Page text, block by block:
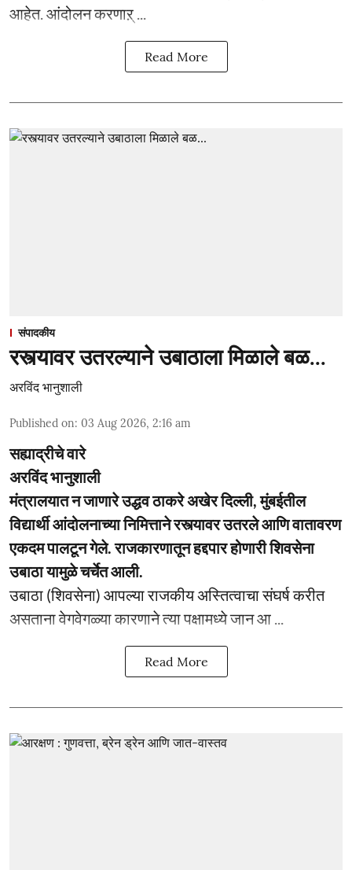
आहेत. आंदोलन करणाऱ् ...
Read More
संपादकीय
रस्त्यावर उतरल्याने उबाठाला मिळाले बळ...
अरविंद भानुशाली
Published on: 03 Aug 2026, 2:16 am
सह्याद्रीचे वारे
अरविंद भानुशाली
मंत्रालयात न जाणारे उद्धव ठाकरे अखेर दिल्ली, मुंबईतील
विद्यार्थी आंदोलनाच्या निमित्ताने रस्त्यावर उतरले आणि वातावरण
एकदम पालटून गेले. राजकारणातून हद्दपार होणारी शिवसेना
उबाठा यामुळे चर्चेत आली.
उबाठा (शिवसेना) आपल्या राजकीय अस्तित्वाचा संघर्ष करीत
असताना वेगवेगळ्या कारणाने त्या पक्षामध्ये जान आ ...
Read More